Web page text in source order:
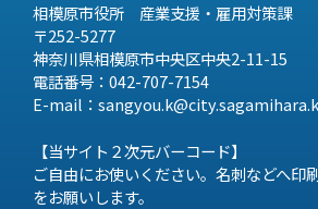
相模原市役所 産業支援・雇用対策課
〒252-5277
神奈川県相模原市中央区中央2-11-15
電話番号：042-707-7154
E-mail：sangyou.k@city.sagamihara.
【当サイト２次元バーコード】
ご自由にお使いください。名刺などへ印
をお願いします。